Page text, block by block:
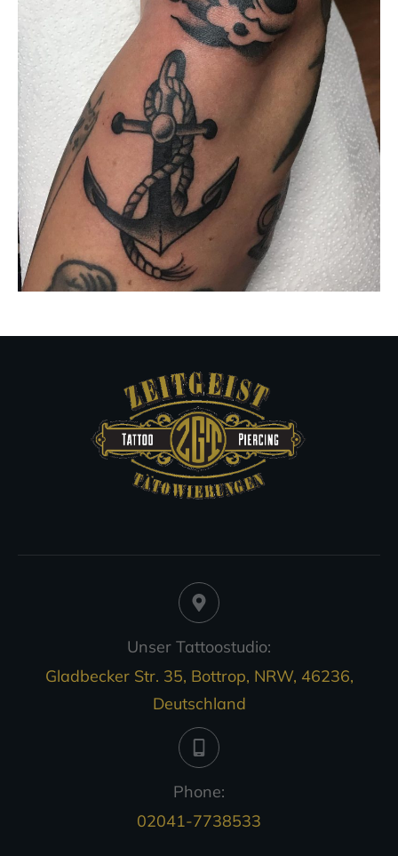
Unser Tattoostudio:
Gladbecker Str. 35, Bottrop, NRW, 46236,
Deutschland
Phone:
02041-7738533